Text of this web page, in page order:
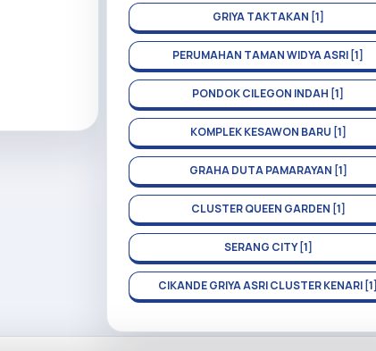
GRIYA TAKTAKAN [1]
PERUMAHAN TAMAN WIDYA ASRI [1]
PONDOK CILEGON INDAH [1]
KOMPLEK KESAWON BARU [1]
GRAHA DUTA PAMARAYAN [1]
CLUSTER QUEEN GARDEN [1]
SERANG CITY [1]
CIKANDE GRIYA ASRI CLUSTER KENARI [1]